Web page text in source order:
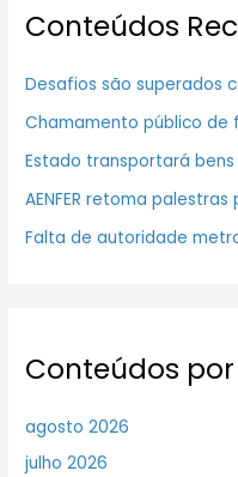
Conteúdos
Desafios são superados
Chamamento público de
Estado transportará
AENFER retoma palestras
Falta de autoridade
Conteúdos
agosto 2026
julho 2026